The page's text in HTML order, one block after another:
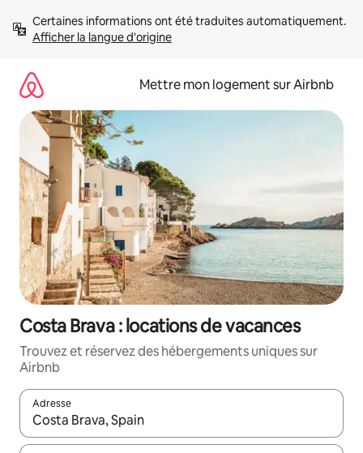
directement
Afficher la langue d'origine
Mettre mon logement sur Airbnb
Costa Brava : locations de vacances
Trouvez et réservez des hébergements uniques sur
Airbnb
Adresse
Lorsque les résultats s'affichent, utilisez les flèches vers le